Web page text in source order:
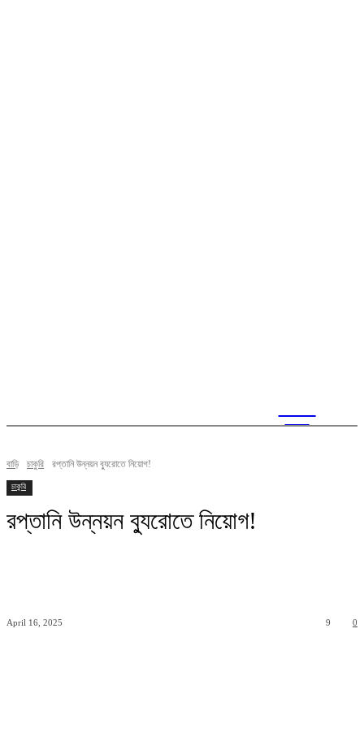
news
বাড়ি চাকুরি রপ্তানি উন্নয়ন ব্যুরোতে নিয়োগ!
চাকুরি
রপ্তানি উন্নয়ন ব্যুরোতে নিয়োগ!
April 16, 2025 0
9